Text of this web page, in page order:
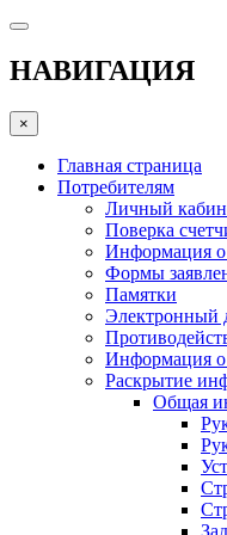
НАВИГАЦИЯ
×
Главная страница
Потребителям
Личный
Поверка
Информация о
Формы
Памятки
Электронный
Информация о
Раскрытие
Общая